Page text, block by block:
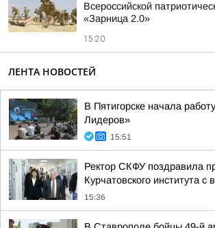
Всероссийской
«Зарница 2.0»
15:20
ЛЕНТА НОВОСТЕЙ
В Пятигорске начала
Лидеров»
15:51
Ректор СКФУ поздравила
Курчатовского института с
15:36